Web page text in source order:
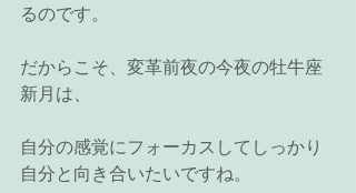
るのです。
だからこそ、変革前夜の今夜の牡牛座
新月は、
自分の感覚にフォーカスしてしっかり
自分と向き合いたいですね。